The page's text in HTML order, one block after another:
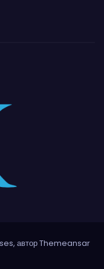
авторThemeansar